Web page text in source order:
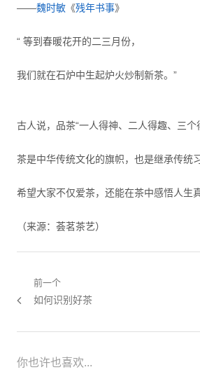
——魏时敏 《残年书事》
“ 等到春暖花开的二三月份，
我们就在石炉中生起炉火炒制新茶。”
古人说，品茶“一人得神、二人得趣、三个
茶是中华传统文化的旗帜，也是继承传统
希望大家不仅爱茶，还能在茶中感悟人生
（来源：荟茗茶艺）
文章导航
前一个
上一篇：
如何识别好茶
你也许也喜欢...